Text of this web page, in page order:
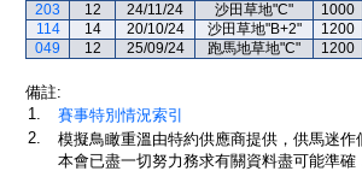
203
12 24/11/24 沙田草地"C" 1000
114
14 20/10/24 沙田草地"B+2" 1200
049
12 25/09/24 跑馬地草地"C" 1200
備註:
1.
賽事特別情況索引
2.
模擬鳥瞰重溫由特約供應商提供，供馬迷
本會已盡一切努力務求有關資料盡可能準